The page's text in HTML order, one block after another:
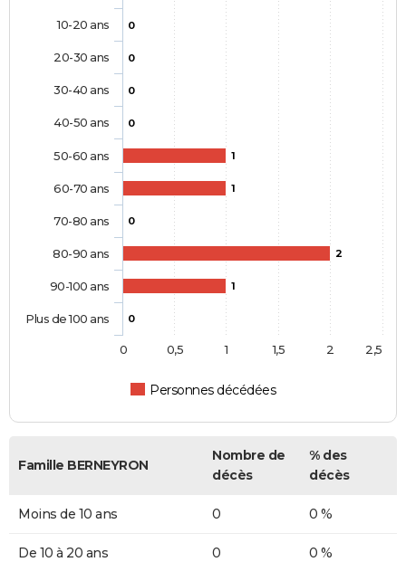
0
0
0
0
1
1
0
2
1
0
Personnes décédées
10-20 ans
20-30 ans
30-40 ans
40-50 ans
50-60 ans
60-70 ans
70-80 ans
80-90 ans
90-100 ans
Plus de 100 ans
0 0,5 1 1,5 2 2,5
Famille BERNEYRON
Nombre de
décès
% des
décès
Moins de 10 ans 0 0 %
De 10 à 20 ans 0 0 %